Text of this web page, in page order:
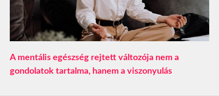
A mentális egészség rejtett változója nem a
gondolatok tartalma, hanem a viszonyulás